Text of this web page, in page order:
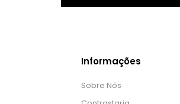
Informações
Sobre Nós